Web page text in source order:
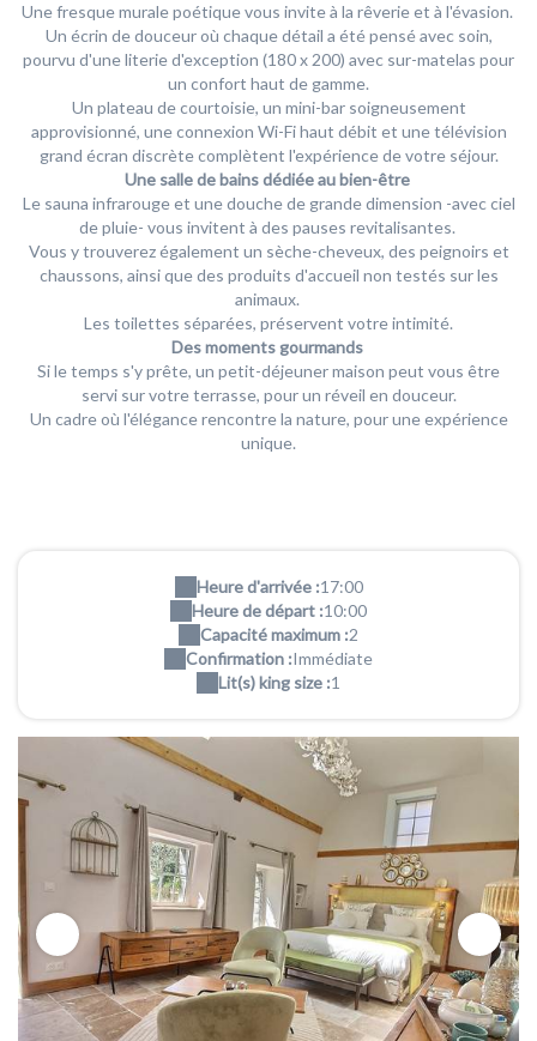
Une fresque murale poétique vous invite à la rêverie et à l'évasion.
Un écrin de douceur où chaque détail a été pensé avec soin,
pourvu d'une literie d'exception (180 x 200) avec sur-matelas pour
un confort haut de gamme.
Un plateau de courtoisie, un mini-bar soigneusement
approvisionné, une connexion Wi-Fi haut débit et une télévision
grand écran discrète complètent l'expérience de votre séjour.
Une salle de bains dédiée au bien-être
Le sauna infrarouge et une douche de grande dimension -avec ciel
de pluie- vous invitent à des pauses revitalisantes.
Vous y trouverez également un sèche-cheveux, des peignoirs et
chaussons, ainsi que des produits d'accueil non testés sur les
animaux.
Les toilettes séparées, préservent votre intimité.
Des moments gourmands
Si le temps s'y prête, un petit-déjeuner maison peut vous être
servi sur votre terrasse, pour un réveil en douceur.
Un cadre où l'élégance rencontre la nature, pour une expérience
unique.
Heure d'arrivée :17:00
Heure de départ :10:00
Capacité maximum :2
Confirmation :Immédiate
Lit(s) king size :1